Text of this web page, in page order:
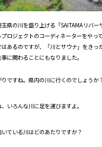
県の川を盛り上げる「SAITAMAリバー
ロジェクトのコーディネーターをやって
はあるのですが、「川とサウナ」をきっ
に関わることにもなりました。
ですね。県内の川に行くのでしょうか？
いろんな川に足を運びますよ。
ている川はどのあたりですか？